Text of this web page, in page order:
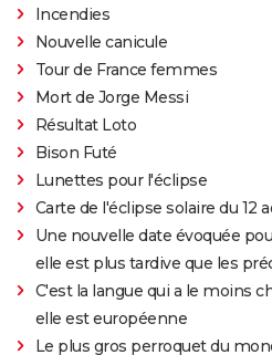
Incendies
Nouvelle canicule
Tour de France femmes
Mort de Jorge Messi
Résultat Loto
Bison Futé
Lunettes pour l'éclipse
Carte de l'éclipse solaire du 12
Une nouvelle date évoquée
elle est plus tardive que les
C'est la langue qui a le moins
elle est européenne
Le plus gros perroquet du